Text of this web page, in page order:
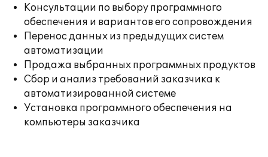
Консультации по выбору программного
обеспечения и вариантов его сопровождения
Перенос данных из предыдущих систем
автоматизации
Продажа выбранных программных продуктов
Сбор и анализ требований заказчика к
автоматизированной системе
Установка программного обеспечения на
компьютеры заказчика